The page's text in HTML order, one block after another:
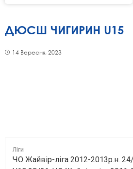
ДЮСШ ЧИГИРИН U15
14 Вересня, 2023
Ліги
ЧО Жайвір-ліга 2012-2013р.н.